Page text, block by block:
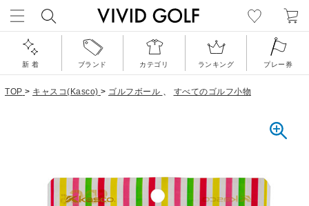
新 着 ブランド カテゴリ ランキング プレー券
TOP > キャスコ(Kasco) > ゴルフボール 、 すべてのゴルフ小物